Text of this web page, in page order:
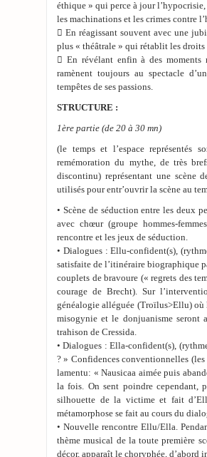
éthique » qui perce à jour
les machinations et les crimes contre
 En réagissant souvent avec une
plus « théâtrale » qui rétablit les
 En révélant enfin à des moments
ramènent toujours au spectacle
tempêtes de ses passions.
STRUCTURE :
1ère partie (de 20 à 30 mn)
(le temps et l’espace représentés
remémoration du mythe, de très
discontinu) représentant une scène
utilisés pour entr’ouvrir la scène au
• Scène de séduction entre les deux
avec chœur (groupe hommes-
rencontre et les jeux de séduction.
• Dialogues : Ellu-confident(s),
satisfaite de l’itinéraire biographique
couplets de bravoure (« regrets des
courage de Brecht). Sur
généalogie alléguée (Troïlus>Ellu) où
misogynie et le donjuanisme seront
trahison de Cressida.
• Dialogues : Ella-confident(s),
? » Confidences conventionnelles (les
lamentu: « Nausicaa aimée puis
la fois. On sent poindre cependant,
silhouette de la victime et fait
métamorphose se fait au cours du
• Nouvelle rencontre Ellu/Ella.
thème musical de la toute première
décor, apparaît le choryphée, d’abord